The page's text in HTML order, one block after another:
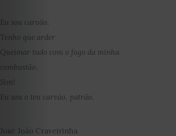
Eu sou carvão.
Tenho que arder
Queimar tudo com o fogo da minha
combustão.
Sim!
Eu sou o teu carvão, patrão.
José João Craveirinha